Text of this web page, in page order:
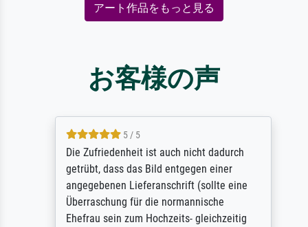
アート作品をもっと見る
お客様の声
5 / 5
Die Zufriedenheit ist auch nicht dadurch
getrübt, dass das Bild entgegen einer
angegebenen Lieferanschrift (sollte eine
Überraschung für die normannische
Ehefrau sein zum Hochzeits- gleichzeitig